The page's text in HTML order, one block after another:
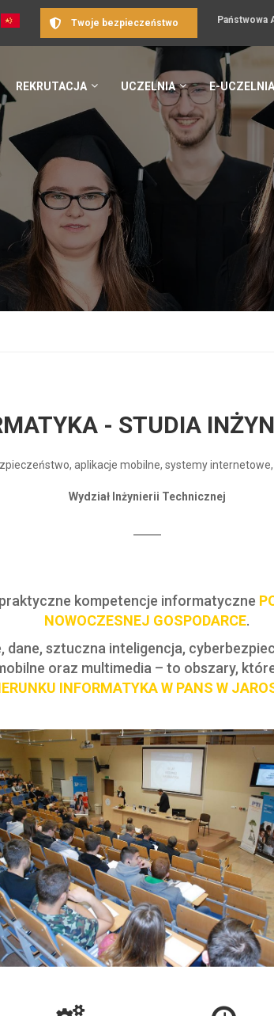
Państwowa
Twoje bezpieczeństwo
REKRUTACJA UCZELNIA E-UCZELNIA
- STUDIA
aplikacje mobilne, systemy
Wydział Inżynierii Technicznej
kompetencje informatyczne
NOWOCZESNEJ GOSPODARCE.
dane, sztuczna inteligencja,
oraz multimedia – to obszary,
INFORMATYKA W PANS W